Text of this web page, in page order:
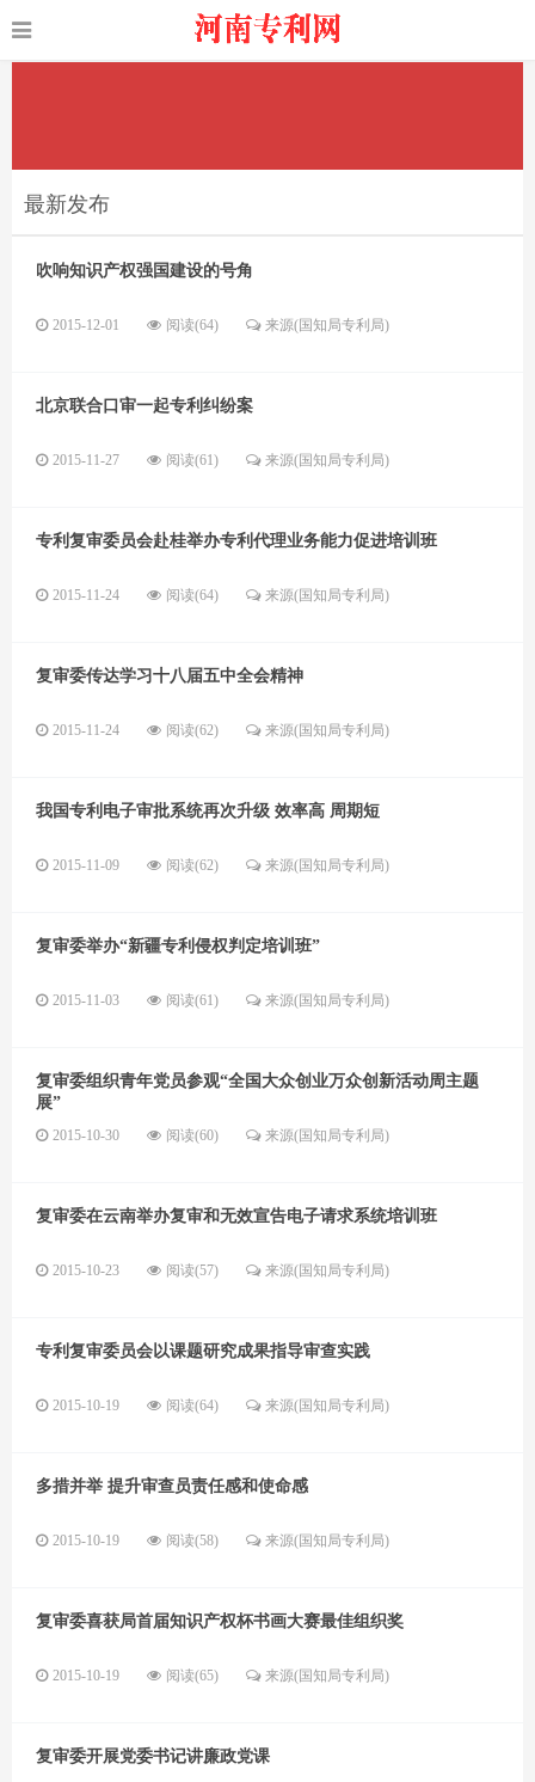
最新发布
吹响知识产权强国建设的号角
2015-12-01 阅读(64) 来源(国知局专利局)
北京联合口审一起专利纠纷案
2015-11-27 阅读(61) 来源(国知局专利局)
专利复审委员会赴桂举办专利代理业务能力促进培训班
2015-11-24 阅读(64) 来源(国知局专利局)
复审委传达学习十八届五中全会精神
2015-11-24 阅读(62) 来源(国知局专利局)
我国专利电子审批系统再次升级 效率高 周期短
2015-11-09 阅读(62) 来源(国知局专利局)
复审委举办“新疆专利侵权判定培训班”
2015-11-03 阅读(61) 来源(国知局专利局)
复审委组织青年党员参观“全国大众创业万众创新活动周主题
展”
2015-10-30 阅读(60) 来源(国知局专利局)
复审委在云南举办复审和无效宣告电子请求系统培训班
2015-10-23 阅读(57) 来源(国知局专利局)
专利复审委员会以课题研究成果指导审查实践
2015-10-19 阅读(64) 来源(国知局专利局)
多措并举 提升审查员责任感和使命感
2015-10-19 阅读(58) 来源(国知局专利局)
复审委喜获局首届知识产权杯书画大赛最佳组织奖
2015-10-19 阅读(65) 来源(国知局专利局)
复审委开展党委书记讲廉政党课